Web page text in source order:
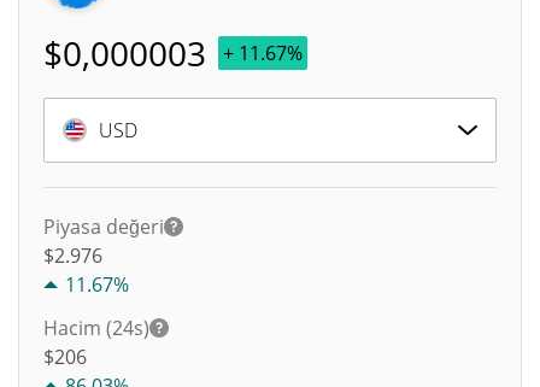
$0,000003 + 11.67%
USD
Piyasa değeri
$2.976
11.67%
Hacim (24s)
$206